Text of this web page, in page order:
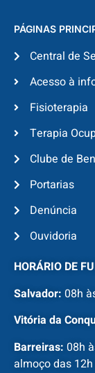
PÁGINAS
Central de
Acesso à
Fisioterapia
Terapia
Clube de
Portarias
Denúncia
Ouvidoria
HORÁRIO DE
Salvador: 08h
Vitória da
Barreiras: 08h
almoço das